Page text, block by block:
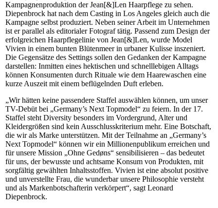
Kampagnenproduktion der Jean[&]Len Haarpflege zu sehen.
Diepenbrock hat nach dem Casting in Los Angeles gleich auch die
Kampagne selbst produziert. Neben seiner Arbeit im Unternehmen
ist er parallel als editorialer Fotograf tätig. Passend zum Design der
erfolgreichen Haarpflegelinie von Jean[&]Len, wurde Model
Vivien in einem bunten Blütenmeer in urbaner Kulisse inszeniert.
Die Gegensätze des Settings sollen den Gedanken der Kampagne
darstellen: Inmitten eines hektischen und schnelllebigen Alltags
können Konsumenten durch Rituale wie dem Haarewaschen eine
kurze Auszeit mit einem beflügelnden Duft erleben.
„Wir hätten keine passendere Staffel auswählen können, um unser
TV-Debüt bei „Germany’s Next Topmodel“ zu feiern. In der 17.
Staffel steht Diversity besonders im Vordergrund, Alter und
Kleidergrößen sind kein Ausschlusskriterium mehr. Eine Botschaft,
die wir als Marke unterstützen. Mit der Teilnahme an „Germany’s
Next Topmodel“ können wir ein Millionenpublikum erreichen und
für unsere Mission „Ohne Gedøns“ sensibilisieren – das bedeutet
für uns, der bewusste und achtsame Konsum von Produkten, mit
sorgfältig gewählten Inhaltsstoffen. Vivien ist eine absolut positive
und unverstellte Frau, die wunderbar unsere Philosophie versteht
und als Markenbotschafterin verkörpert“, sagt Leonard
Diepenbrock.